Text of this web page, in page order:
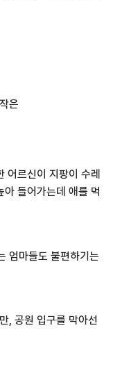
은
어르신이 지팡이 수레
들어가는데 애를 먹
엄마들도 불편하기는
, 공원 입구를 막아선